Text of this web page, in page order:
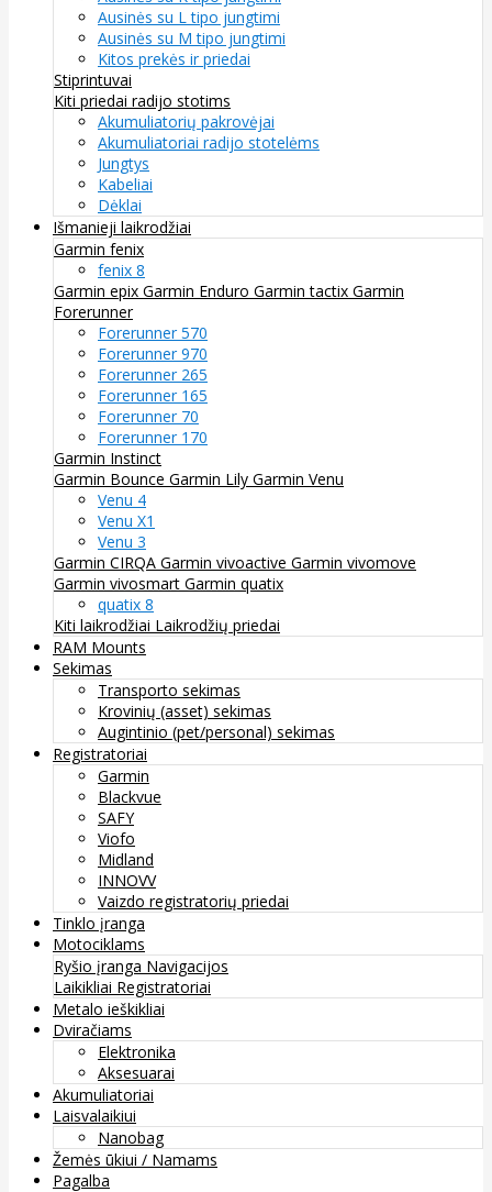
Ausinės su L tipo jungtimi
Ausinės su M tipo jungtimi
Kitos prekės ir priedai
Stiprintuvai
Kiti priedai radijo stotims
Akumuliatorių pakrovėjai
Akumuliatoriai radijo stotelėms
Jungtys
Kabeliai
Dėklai
Išmanieji laikrodžiai
Garmin fenix
fenix 8
Garmin epix Garmin Enduro Garmin tactix Garmin
Forerunner
Forerunner 570
Forerunner 970
Forerunner 265
Forerunner 165
Forerunner 70
Forerunner 170
Garmin Instinct
Garmin Bounce Garmin Lily Garmin Venu
Venu 4
Venu X1
Venu 3
Garmin CIRQA Garmin vivoactive Garmin vivomove
Garmin vivosmart Garmin quatix
quatix 8
Kiti laikrodžiai Laikrodžių priedai
RAM Mounts
Sekimas
Transporto sekimas
Krovinių (asset) sekimas
Augintinio (pet/personal) sekimas
Registratoriai
Garmin
Blackvue
SAFY
Viofo
Midland
INNOVV
Vaizdo registratorių priedai
Tinklo įranga
Motociklams
Ryšio įranga Navigacijos
Laikikliai Registratoriai
Metalo ieškikliai
Dviračiams
Elektronika
Aksesuarai
Akumuliatoriai
Laisvalaikiui
Nanobag
Žemės ūkiui / Namams
Pagalba